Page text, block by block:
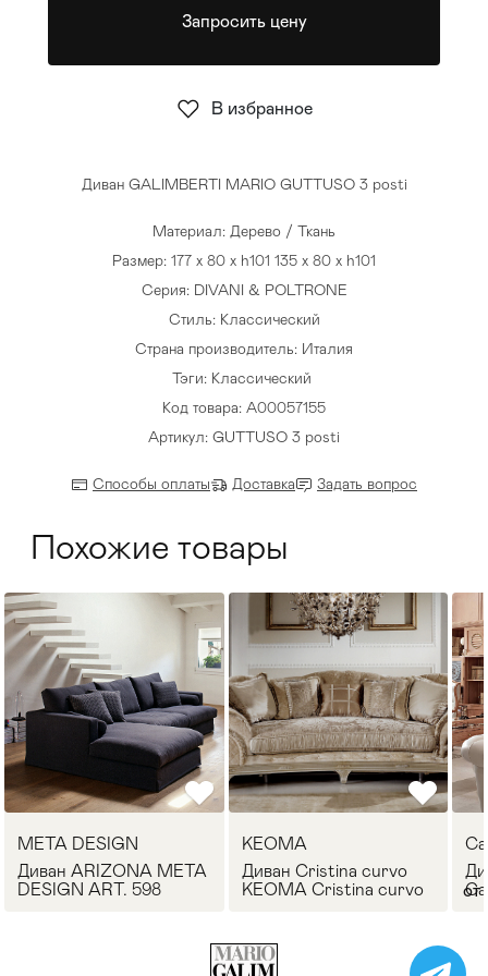
Диван GALIMBERTI MARIO GUTTUSO 3 posti
Материал: Дерево / Ткань
Размер: 177 x 80 x h101 135 x 80 x h101
Серия: DIVANI & POLTRONE
Стиль: Классический
Страна производитель: Италия
Тэги: Классический
Код товара: A00057155
Артикул: GUTTUSO 3 posti
Способы оплаты Доставка Задать вопрос
Запросить цену
В избранное
Похожие товары
META DESIGN
Диван ARIZONA META
DESIGN ART. 598
KEOMA
Диван Cristina curvo
KEOMA Cristina curvo
от